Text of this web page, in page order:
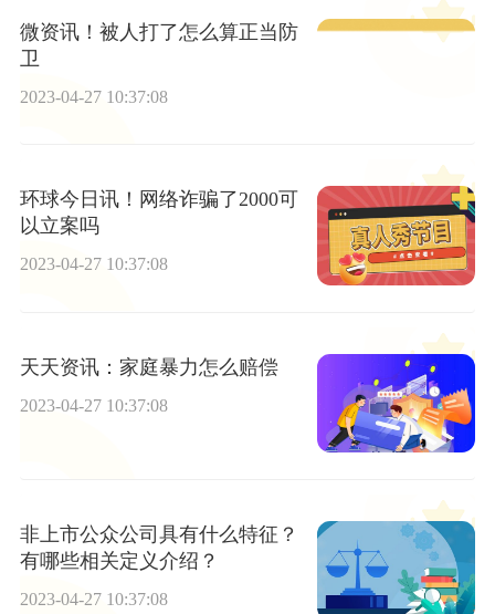
微资讯！被人打了怎么算正当防
卫
2023-04-27 10:37:08
环球今日讯！网络诈骗了2000可
以立案吗
2023-04-27 10:37:08
天天资讯：家庭暴力怎么赔偿
2023-04-27 10:37:08
非上市公众公司具有什么特征？
有哪些相关定义介绍？
2023-04-27 10:37:08